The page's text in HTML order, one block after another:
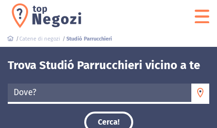
Catene di negozi Studió Parrucchieri
Trova Studió Parrucchieri vicino a te
Dove?
Cerca!